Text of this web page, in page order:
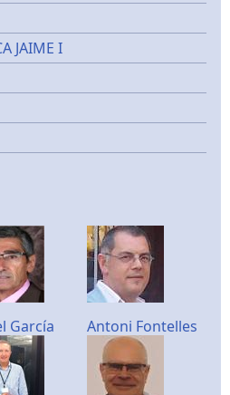
JAIME I
García Antoni Fontelles